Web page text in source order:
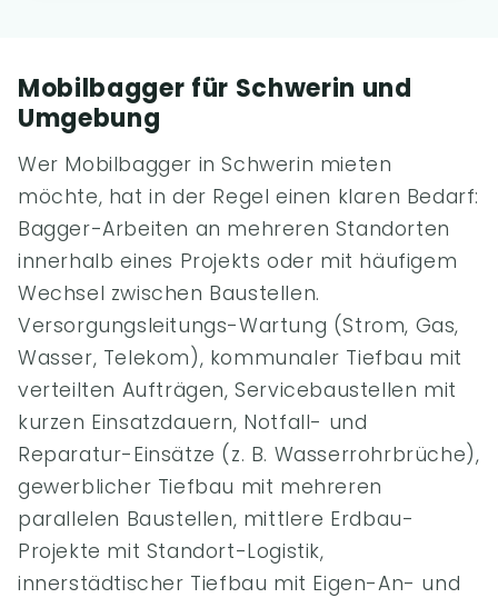
Mobilbagger für Schwerin und
Umgebung
Wer Mobilbagger in Schwerin mieten
möchte, hat in der Regel einen klaren Bedarf:
Bagger-Arbeiten an mehreren Standorten
innerhalb eines Projekts oder mit häufigem
Wechsel zwischen Baustellen.
Versorgungsleitungs-Wartung (Strom, Gas,
Wasser, Telekom), kommunaler Tiefbau mit
verteilten Aufträgen, Servicebaustellen mit
kurzen Einsatzdauern, Notfall- und
Reparatur-Einsätze (z. B. Wasserrohrbrüche),
gewerblicher Tiefbau mit mehreren
parallelen Baustellen, mittlere Erdbau-
Projekte mit Standort-Logistik,
innerstädtischer Tiefbau mit Eigen-An- und